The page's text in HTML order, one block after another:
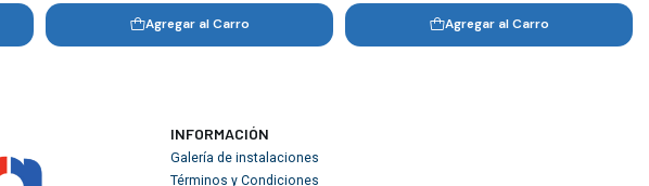
Agregar al Carro Agregar al Carro
INFORMACIÓN
Galería de instalaciones
Términos y Condiciones